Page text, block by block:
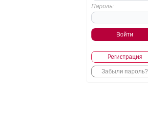
Пароль:
Регистрация
Забыли пароль?